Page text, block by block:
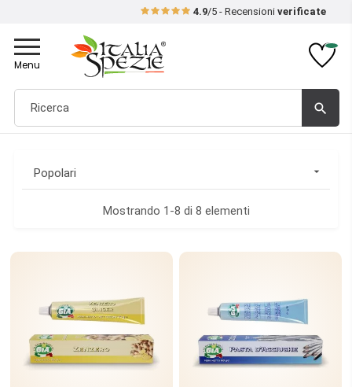
4.9/5 - Recensioniverificate
search
Toggle
navigation
Menu
Popolari 
Mostrando 1-8 di 8 elementi